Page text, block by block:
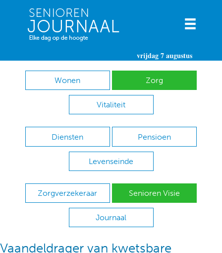
vrijdag 7 augustus
Wonen Zorg
Vitaliteit
Diensten Pensioen
Levenseinde
Zorgverzekeraar Senioren Visie
Journaal
Vaandeldrager van kwetsbare